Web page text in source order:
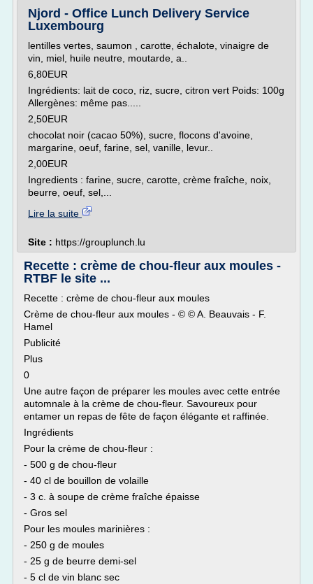
Njord - Office Lunch Delivery Service
Luxembourg
lentilles vertes, saumon , carotte, échalote, vinaigre de
vin, miel, huile neutre, moutarde, a..
6,80EUR
Ingrédients: lait de coco, riz, sucre, citron vert Poids: 100g
Allergènes: même pas.....
2,50EUR
chocolat noir (cacao 50%), sucre, flocons d'avoine,
margarine, oeuf, farine, sel, vanille, levur..
2,00EUR
Ingredients : farine, sucre, carotte, crème fraîche, noix,
beurre, oeuf, sel,...
Lire la suite
Site : https://grouplunch.lu
Recette : crème de chou-fleur aux moules -
RTBF le site ...
Recette : crème de chou-fleur aux moules
Crème de chou-fleur aux moules - © © A. Beauvais - F.
Hamel
Publicité
Plus
0
Une autre façon de préparer les moules avec cette entrée
automnale à la crème de chou-fleur. Savoureux pour
entamer un repas de fête de façon élégante et raffinée.
Ingrédients
Pour la crème de chou-fleur :
- 500 g de chou-fleur
- 40 cl de bouillon de volaille
- 3 c. à soupe de crème fraîche épaisse
- Gros sel
Pour les moules marinières :
- 250 g de moules
- 25 g de beurre demi-sel
- 5 cl de vin blanc sec